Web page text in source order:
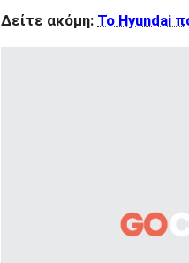
Δείτε ακόμη: Το Hyundai